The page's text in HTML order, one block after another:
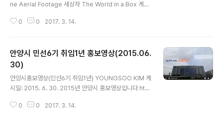
ne Aerial Footage 세상자 The World in a Box 게시
watch?v=DA8qa9Vd1jY
0 0 2017. 3. 14.
안양시 민선6기 취임1년 홍보영상(2015.06.
30)
안양시홍보영상(민선6기 취임1년) YOUNGSOO KIM 게
시일: 2015. 6. 30. 2015년 안양시 홍보영상입니다 http
t=95s
0 0 2017. 3. 14.